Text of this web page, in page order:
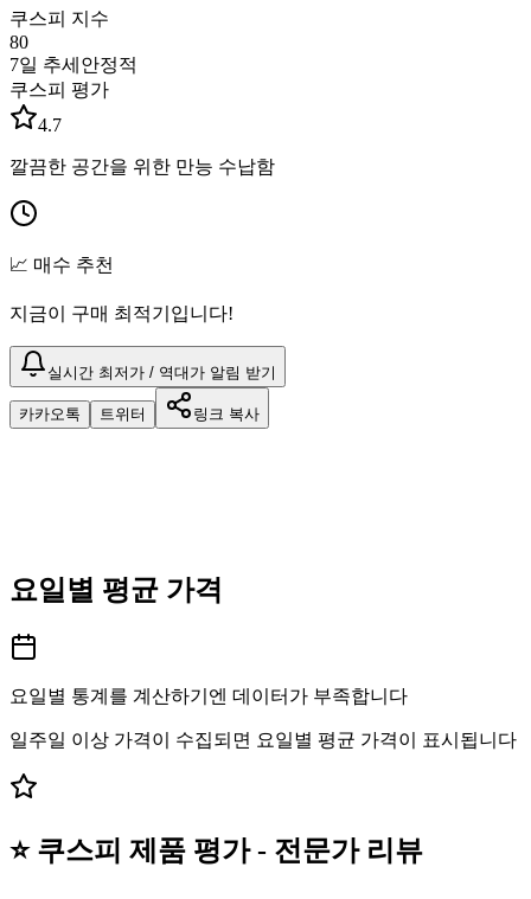
쿠스피 지수
80
7일 추세 안정적
쿠스피 평가
4.7
깔끔한 공간을 위한 만능 수납함
📈 매수 추천
지금이 구매 최적기입니다!
실시간 최저가 / 역대가 알림 받기
카카오톡 트위터 링크 복사
요일별 평균 가격
요일별 통계를 계산하기엔 데이터가 부족합니다
일주일 이상 가격이 수집되면 요일별 평균 가격이 표시됩니다
⭐ 쿠스피 제품 평가 - 전문가 리뷰